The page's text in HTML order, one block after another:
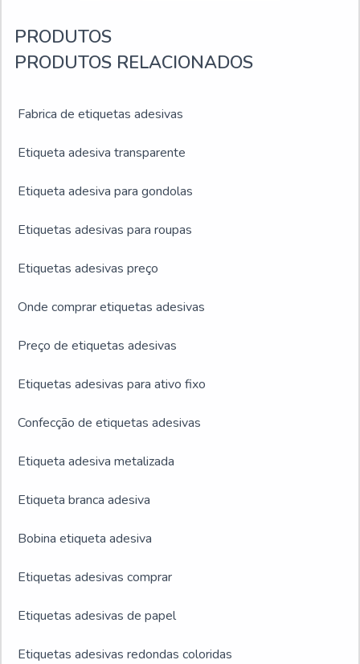
PRODUTOS
PRODUTOS RELACIONADOS
Fabrica de etiquetas adesivas
Etiqueta adesiva transparente
Etiqueta adesiva para gondolas
Etiquetas adesivas para roupas
Etiquetas adesivas preço
Onde comprar etiquetas adesivas
Preço de etiquetas adesivas
Etiquetas adesivas para ativo fixo
Confecção de etiquetas adesivas
Etiqueta adesiva metalizada
Etiqueta branca adesiva
Bobina etiqueta adesiva
Etiquetas adesivas comprar
Etiquetas adesivas de papel
Etiquetas adesivas redondas coloridas